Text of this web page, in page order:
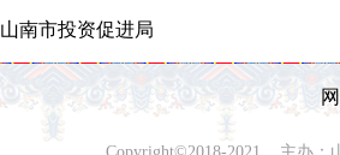
山南市投资促进局